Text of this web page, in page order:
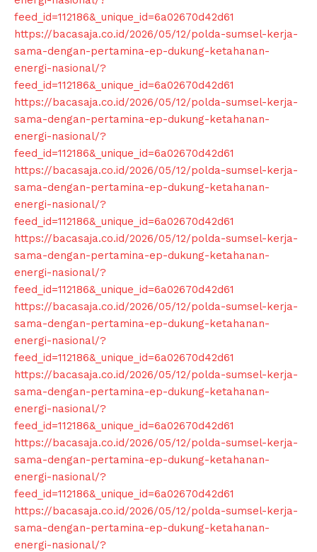
feed_id=112186&_unique_id=6a02670d42d61
https://bacasaja.co.id/2026/05/12/polda-sumsel-kerja-
sama-dengan-pertamina-ep-dukung-ketahanan-
energi-nasional/?
feed_id=112186&_unique_id=6a02670d42d61
https://bacasaja.co.id/2026/05/12/polda-sumsel-kerja-
sama-dengan-pertamina-ep-dukung-ketahanan-
energi-nasional/?
feed_id=112186&_unique_id=6a02670d42d61
https://bacasaja.co.id/2026/05/12/polda-sumsel-kerja-
sama-dengan-pertamina-ep-dukung-ketahanan-
energi-nasional/?
feed_id=112186&_unique_id=6a02670d42d61
https://bacasaja.co.id/2026/05/12/polda-sumsel-kerja-
sama-dengan-pertamina-ep-dukung-ketahanan-
energi-nasional/?
feed_id=112186&_unique_id=6a02670d42d61
https://bacasaja.co.id/2026/05/12/polda-sumsel-kerja-
sama-dengan-pertamina-ep-dukung-ketahanan-
energi-nasional/?
feed_id=112186&_unique_id=6a02670d42d61
https://bacasaja.co.id/2026/05/12/polda-sumsel-kerja-
sama-dengan-pertamina-ep-dukung-ketahanan-
energi-nasional/?
feed_id=112186&_unique_id=6a02670d42d61
https://bacasaja.co.id/2026/05/12/polda-sumsel-kerja-
sama-dengan-pertamina-ep-dukung-ketahanan-
energi-nasional/?
feed_id=112186&_unique_id=6a02670d42d61
https://bacasaja.co.id/2026/05/12/polda-sumsel-kerja-
sama-dengan-pertamina-ep-dukung-ketahanan-
energi-nasional/?